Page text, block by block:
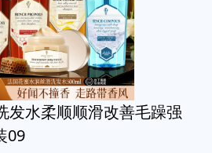
发水柔顺顺滑改善毛躁强
09